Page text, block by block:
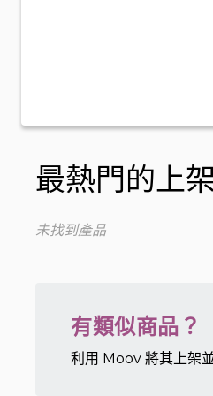
最熱門的上
未找到產品
有類似商品？
利用 Moov 將其上架